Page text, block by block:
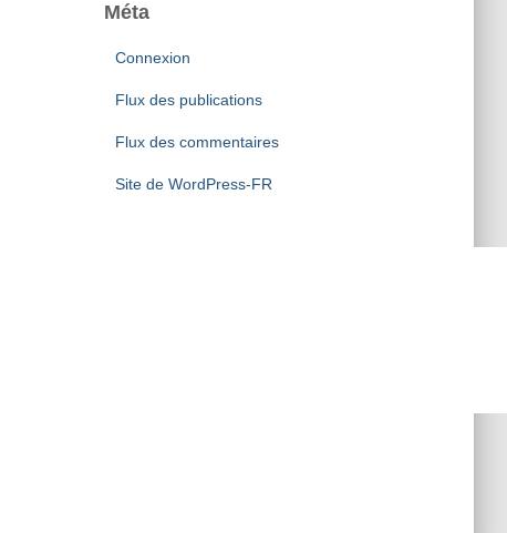
Méta
Connexion
Flux des publications
Flux des commentaires
Site de WordPress-FR